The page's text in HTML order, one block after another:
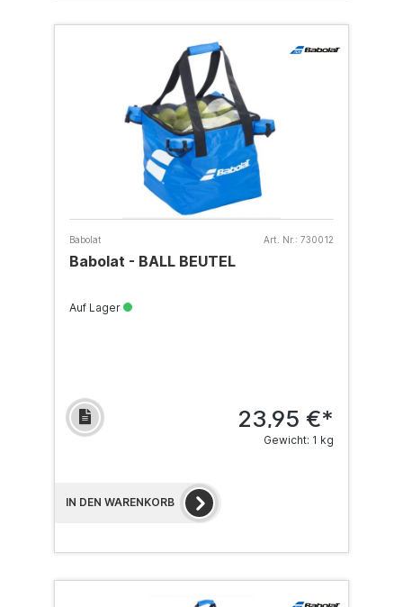
Babolat Art. Nr.: 730012
Babolat - BALL BEUTEL
Auf Lager
23,95 €*
Gewicht: 1 kg
IN DEN WARENKORB